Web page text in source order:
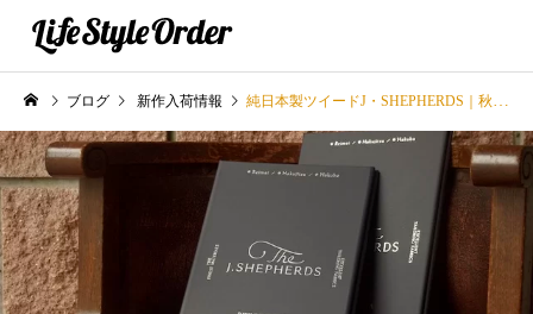
ブログ 新作入荷情報 純日本製ツイードJ・SHEPHERDS｜秋冬ツイード生地のご紹介